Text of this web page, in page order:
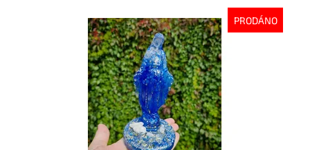
PRODÁNO
Dostupnost:
Vyprodáno
10332